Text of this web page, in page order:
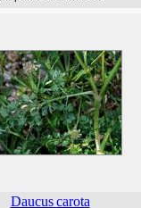
Daucus carota